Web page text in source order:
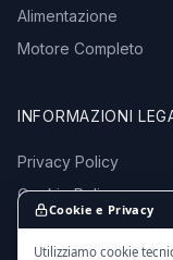
Alimentazione
Motore Completo
INFORMAZIONI
Privacy Policy
Cookie Policy
Termini e Condizioni
Cookie e Privacy
Utilizziamo cookie